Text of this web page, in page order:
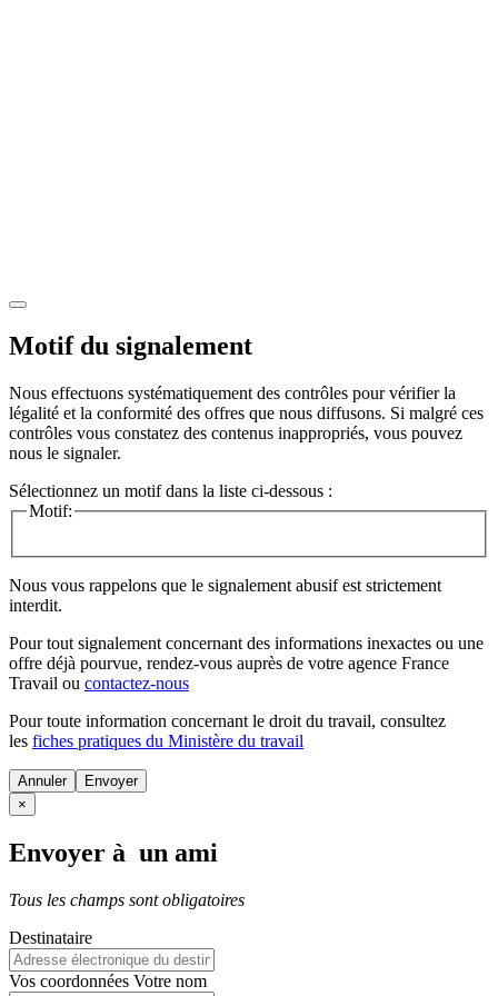
Motif du signalement
Nous effectuons systématiquement des contrôles pour vérifier la
légalité et la conformité des offres que nous diffusons. Si malgré ces
contrôles vous constatez des contenus inappropriés, vous pouvez
nous le signaler.
Sélectionnez un motif dans la liste ci-dessous :
Motif:
Nous vous rappelons que le signalement abusif est strictement
interdit.
Pour tout signalement concernant des informations inexactes ou une
offre déjà pourvue, rendez-vous auprès de votre agence France
Travail ou contactez-nous
Pour toute information concernant le droit du travail, consultez
les fiches pratiques du Ministère du travail
Annuler
×
Envoyer à un ami
Tous les champs sont obligatoires
Destinataire
Vos coordonnées Votre nom